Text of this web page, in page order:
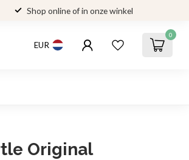
Shop online of in onze winkel
EUR
0
Original